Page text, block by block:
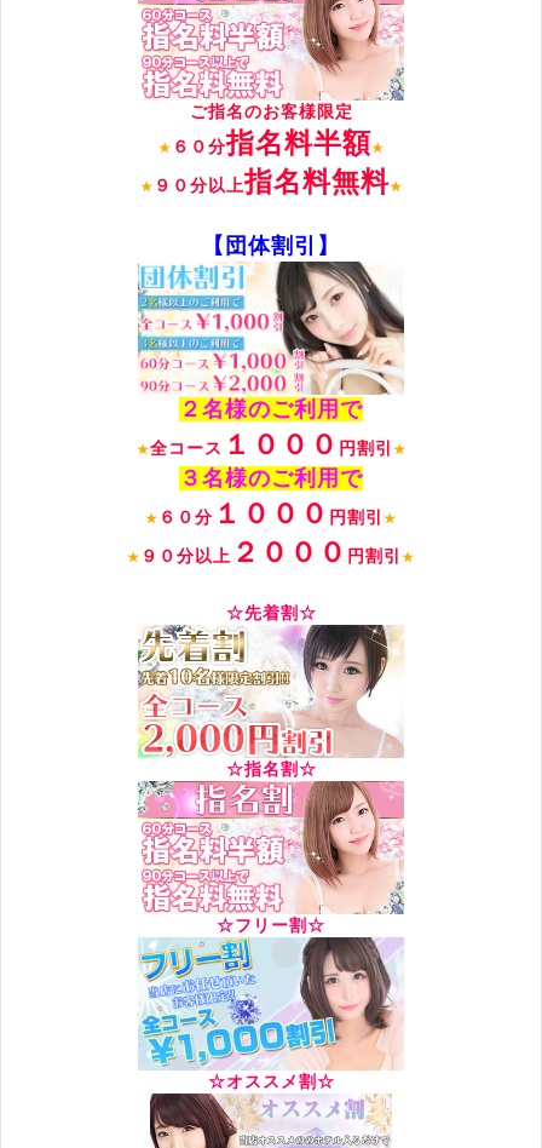
ご指名のお客様限定
★ ６０分指名料半額★
★ ９０分以上指名料無料★
【団体割引】
２名様のご利用で
★全コース １０００ 円割引 ★
３名様のご利用で
★ ６０分 １０００ 円割引 ★
★ ９０分以上 ２０００ 円割引 ★
☆先着割☆
☆指名割☆
☆フリー割☆
☆オススメ割☆